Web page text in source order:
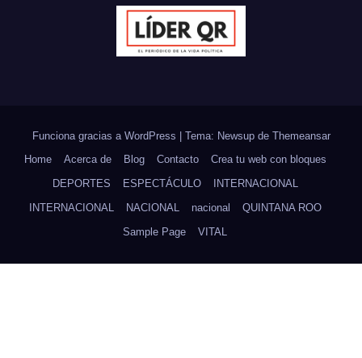
Funciona gracias a WordPress | Tema: Newsup de Themeansar
Home
Acerca de Blog Contacto
Crea tu web con bloques
DEPORTES
ESPECTÁCULO
INTERNACIONAL
INTERNACIONAL
NACIONAL nacional
QUINTANA ROO
Sample Page
VITAL